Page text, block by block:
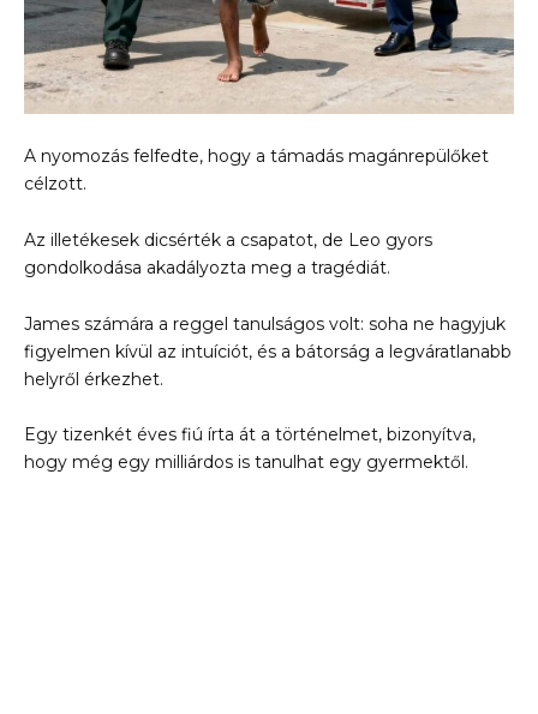
A nyomozás felfedte, hogy a támadás magánrepülőket
célzott.
Az illetékesek dicsérték a csapatot, de Leo gyors
gondolkodása akadályozta meg a tragédiát.
James számára a reggel tanulságos volt: soha ne hagyjuk
figyelmen kívül az intuíciót, és a bátorság a legváratlanabb
helyről érkezhet.
Egy tizenkét éves fiú írta át a történelmet, bizonyítva,
hogy még egy milliárdos is tanulhat egy gyermektől.